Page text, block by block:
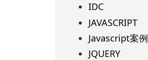
IDC
JAVASCRIPT
Javascript案例
JQUERY